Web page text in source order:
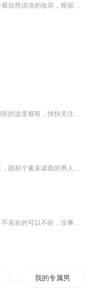
我的专属男孩